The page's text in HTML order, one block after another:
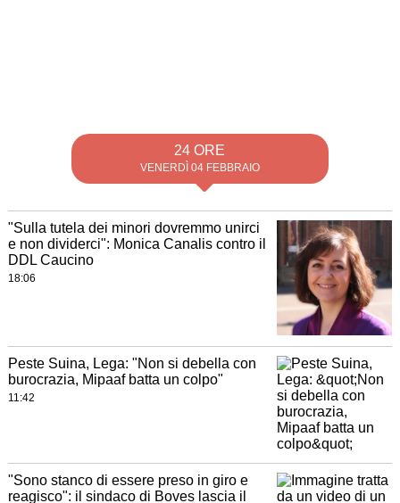
24 ORE
VENERDÌ 04 FEBBRAIO
"Sulla tutela dei minori dovremmo unirci
e non dividerci": Monica Canalis contro il
DDL Caucino
18:06
Peste Suina, Lega: "Non si debella con
burocrazia, Mipaaf batta un colpo"
11:42
"Sono stanco di essere preso in giro e
reagisco": il sindaco di Boves lascia il